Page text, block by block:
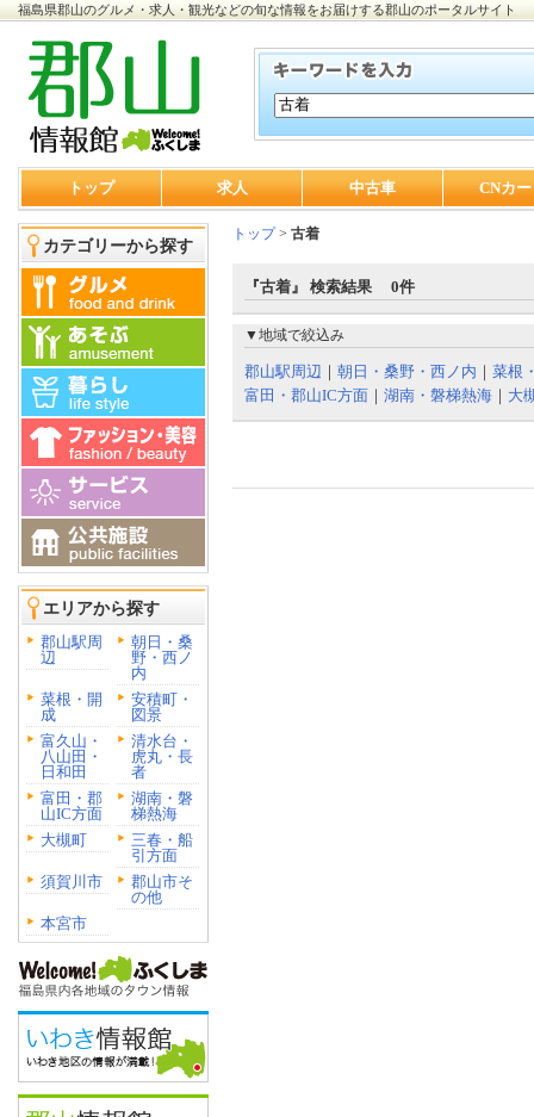
福島県郡山のグルメ・求人・観光などの旬な情報をお届けする郡山のポータルサイト
トップ 求人 中古車 CNカ
カテゴリーから探す
エリアから探す
郡山駅周
辺
朝日・桑
野・西ノ
内
菜根・開
成
安積町・
図景
富久山・
八山田・
日和田
清水台・
虎丸・長
者
富田・郡
山IC方面
湖南・磐
梯熱海
大槻町
三春・船
引方面
須賀川市
郡山市そ
の他
本宮市
トップ> 古着
『古着』 検索結果 0件
▼地域で絞込み
郡山駅周辺 ｜ 朝日・桑野・西ノ内 ｜ 菜根
富田・郡山IC方面 ｜ 湖南・磐梯熱海 ｜ 大